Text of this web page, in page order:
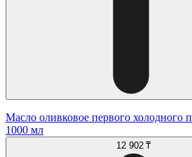
Масло оливковое первого холодного
1000 мл
12 902 ₸